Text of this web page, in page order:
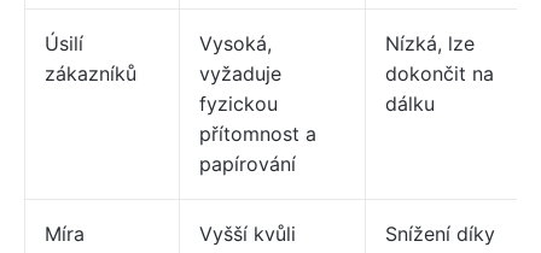
Úsilí
zákazníků
Vysoká,
vyžaduje
fyzickou
přítomnost a
papírování
Nízká, lze
dokončit na
dálku
Míra
Vyšší kvůli
Snížení díky